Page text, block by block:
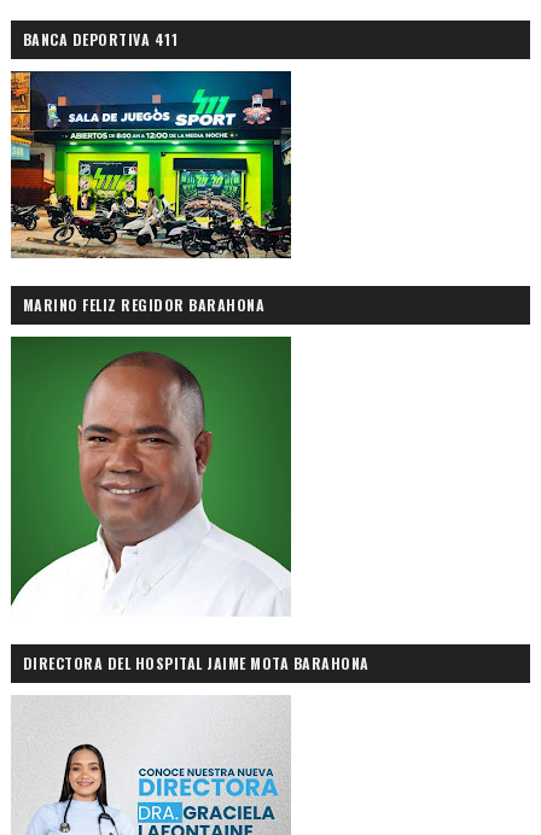
BANCA DEPORTIVA 411
MARINO FELIZ REGIDOR BARAHONA
DIRECTORA DEL HOSPITAL JAIME MOTA BARAHONA